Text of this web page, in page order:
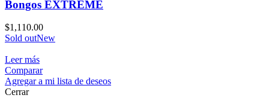
Bongos EXTREME
$1,110.00
Sold outNew
Leer más
Comparar
Agregar a mi lista de deseos
Cerrar